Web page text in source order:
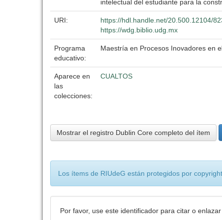
intelectual del estudiante para la
URI:
https://hdl.handle.net/20.500.12104/
https://wdg.biblio.udg.mx
Programa
educativo:
Maestría en Procesos Inovadores en
Aparece en
las
colecciones:
CUALTOS
Mostrar el registro Dublin Core completo del ítem
Los ítems de RIUdeG están protegidos por
Por favor, use este identificador para citar o